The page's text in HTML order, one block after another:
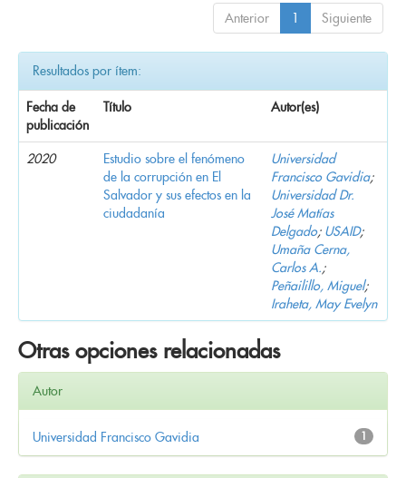
Anterior 1 Siguiente
Resultados por ítem:
Fecha de
publicación
Título Autor(es)
2020
Estudio sobre el fenómeno
de la corrupción en El
Salvador y sus efectos en la
ciudadanía
Universidad
Francisco Gavidia;
Universidad Dr.
José Matías
Delgado; USAID;
Umaña Cerna,
Carlos A.;
Peñailillo, Miguel;
Iraheta, May Evelyn
Otras opciones relacionadas
Autor
1
Universidad Francisco Gavidia